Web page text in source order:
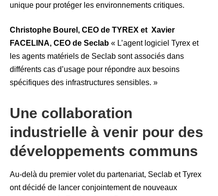
unique pour protéger les environnements critiques.
Christophe Bourel, CEO de TYREX et Xavier
FACELINA, CEO de Seclab « L’agent logiciel Tyrex et
les agents matériels de Seclab sont associés dans
différents cas d’usage pour répondre aux besoins
spécifiques des infrastructures sensibles. »
Une collaboration
industrielle à venir pour des
développements communs
Au-delà du premier volet du partenariat, Seclab et Tyrex
ont décidé de lancer conjointement de nouveaux